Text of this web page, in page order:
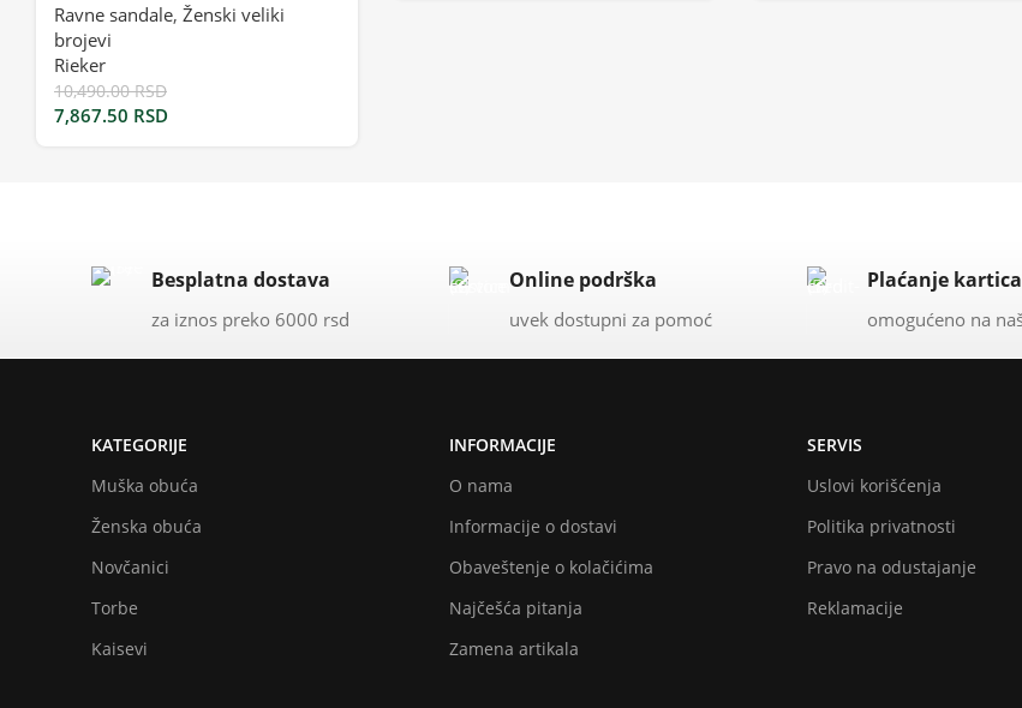
Ravne sandale, Ženski veliki
brojevi
Rieker
10,490.00RSD
7,867.50 RSD
Besplatna dostava
za iznos preko 6000 rsd
Online podrška
uvek dostupni za pomoć
Plaćanje
omogućeno na
KATEGORIJE
Muška obuća
Ženska obuća
Novčanici
Torbe
Kaisevi
INFORMACIJE
O nama
Informacije o dostavi
Obaveštenje o kolačićima
Najčešća pitanja
Zamena artikala
SERVIS
Uslovi korišćenja
Politika privatnosti
Pravo na odustajanje
Reklamacije